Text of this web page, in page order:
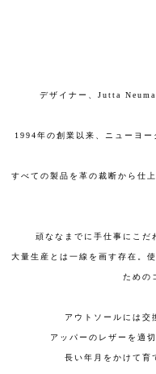
デザイナー、Jutta
1994年の創業以来、ニューヨ
すべての製品を革の裁断から仕
頑ななまでに手仕事にこだ
大量生産とは一線を画す存在。
ための
アウトソールには交
アッパーのレザーを適
長い年月をかけて育